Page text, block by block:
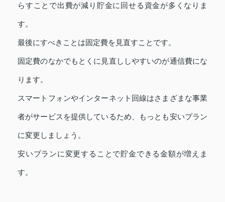
らすことで出費が減り貯金に回せる資金が多くなりま
す。
最後にすべきことは固定費を見直すことです。
固定費のなかでもとくに見直ししやすいのが通信費にな
ります。
スマートフォンやインターネット回線はさまざまな事業
者がサービスを提供しているため、もっとも安いプラン
に変更しましょう。
安いプランに変更することで貯金できる金額が増えま
す。